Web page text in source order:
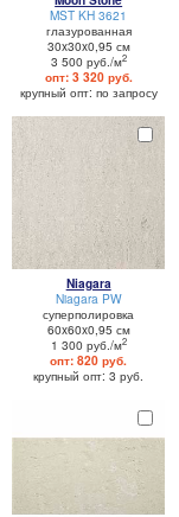
MST KH 3621
глазурованная
30x30x0,95 см
3 500 руб./м2
опт: 3 320 руб.
крупный опт: по запросу
Niagara
Niagara PW
суперполировка
60x60x0,95 см
1 300 руб./м2
опт: 820 руб.
крупный опт: 3 руб.